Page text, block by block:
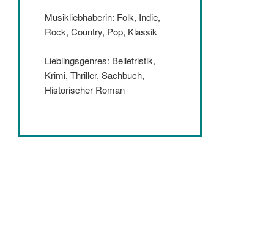
Musikliebhaberin: Folk, Indie,
Rock, Country, Pop, Klassik
Lieblingsgenres: Belletristik,
Krimi, Thriller, Sachbuch,
Historischer Roman